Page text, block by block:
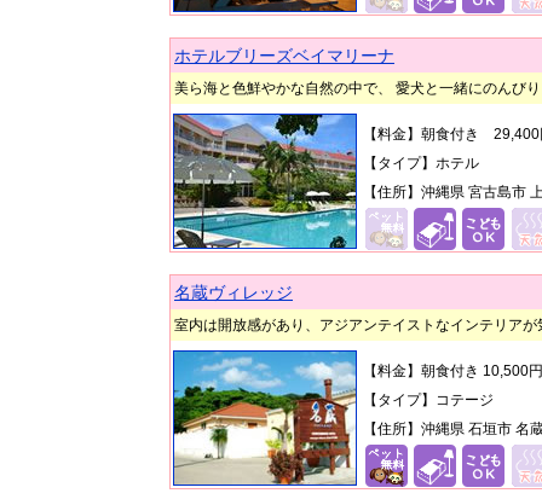
ホテルブリーズベイマリーナ
美ら海と色鮮やかな自然の中で、 愛犬と一緒にのんび
【料金】朝食付き
【タイプ】ホテル
【住所】沖縄県 宮古島市
名蔵ヴィレッジ
室内は開放感があり、アジアンテイストなインテリア
【料金】朝食付き 10,500
【タイプ】コテージ
【住所】沖縄県 石垣市 名